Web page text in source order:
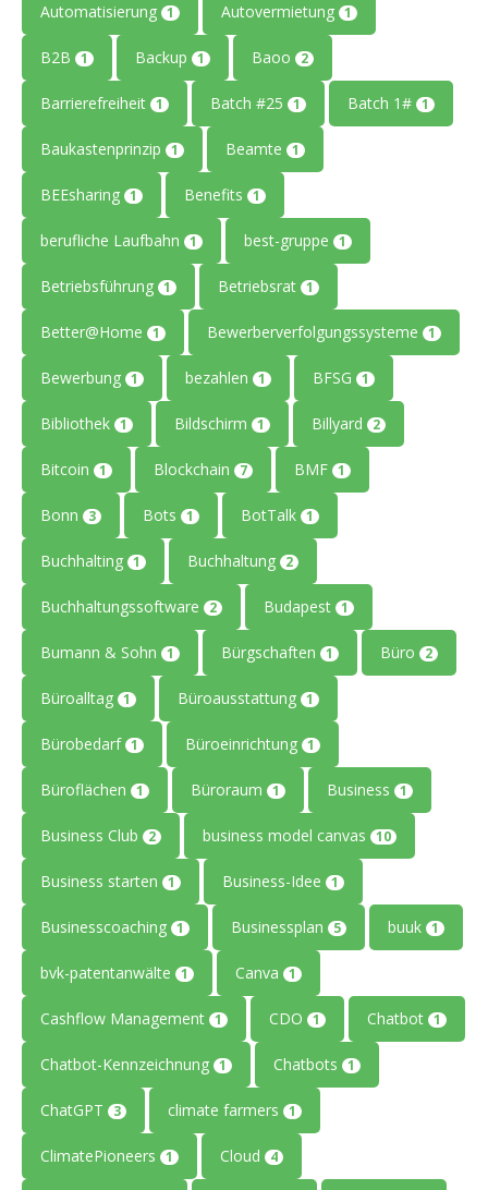
Automatisierung 1 Autovermietung 1
B2B 1 Backup 1 Baoo 2
Barrierefreiheit 1 Batch #25 1 Batch 1# 1
Baukastenprinzip 1 Beamte 1
BEEsharing 1 Benefits 1
berufliche Laufbahn 1 best-gruppe 1
Betriebsführung 1 Betriebsrat 1
Better@Home 1 Bewerberverfolgungssysteme 1
Bewerbung 1 bezahlen 1 BFSG 1
Bibliothek 1 Bildschirm 1 Billyard 2
Bitcoin 1 Blockchain 7 BMF 1
Bonn 3 Bots 1 BotTalk 1
Buchhalting 1 Buchhaltung 2
Buchhaltungssoftware 2 Budapest 1
Bumann & Sohn 1 Bürgschaften 1 Büro 2
Büroalltag 1 Büroausstattung 1
Bürobedarf 1 Büroeinrichtung 1
Büroflächen 1 Büroraum 1 Business 1
Business Club 2 business model canvas 10
Business starten 1 Business-Idee 1
Businesscoaching 1 Businessplan 5 buuk 1
bvk-patentanwälte 1 Canva 1
Cashflow Management 1 CDO 1 Chatbot 1
Chatbot-Kennzeichnung 1 Chatbots 1
ChatGPT 3 climate farmers 1
ClimatePioneers 1 Cloud 4